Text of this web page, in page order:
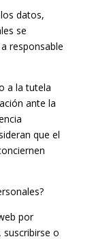
datos,
se
responsable
a la tutela
ante la
que el
por
o